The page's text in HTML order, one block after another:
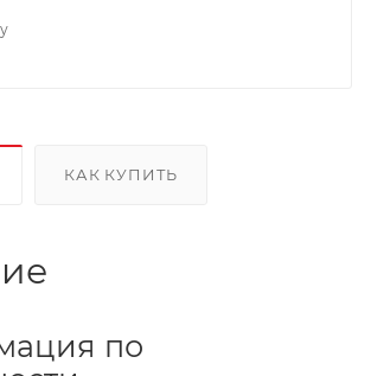
КАК КУПИТЬ
по